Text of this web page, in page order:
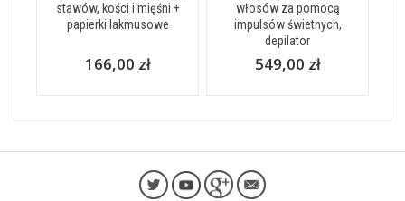
stawów, kości i mięśni +
papierki lakmusowe
166,00 zł
włosów za pomocą
impulsów świetnych,
depilator
549,00 zł